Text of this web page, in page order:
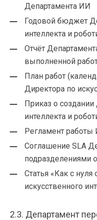
Департамента ИИ
Годовой бюджет
интеллекта и
Отчёт
выполненной
План работ
Директора по
Приказ о создании
интеллекта и
Регламент
Соглашение SLA
подразделениями
Статья «Как с
искусственного
2.3. Департамент